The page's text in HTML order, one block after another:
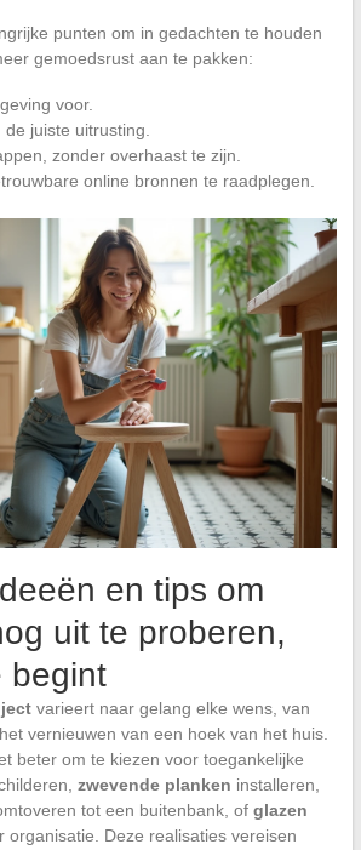
punten om in gedachten te houden
gemoedsrust aan te pakken:
voor.
juiste uitrusting.
zonder overhaast te zijn.
online bronnen te raadplegen.
en tips om
uit te proberen,
begint
varieert naar gelang elke wens, van
vernieuwen van een hoek van het huis.
beter om te kiezen voor toegankelijke
zwevende planken installeren,
tot een buitenbank, of glazen
organisatie. Deze realisaties vereisen